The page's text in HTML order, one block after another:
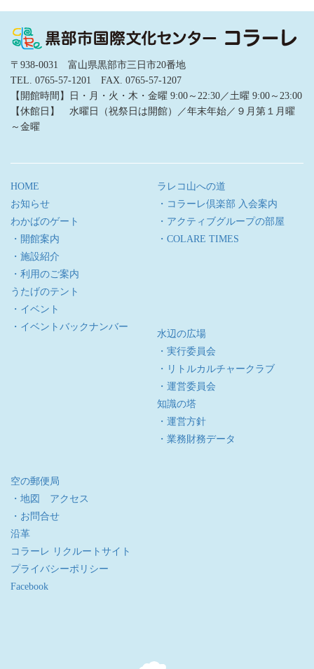
〒938-0031 富山県黒部市三日市20番地
TEL. 0765-57-1201 FAX. 0765-57-1207
【開館時間】日・月・火・木・金曜 9:00～22:30／土曜 9:00～23:00
【休館日】 水曜日（祝祭日は開館）／年末年始／９月第１月曜
～金曜
HOME
お知らせ
わかばのゲート
・開館案内
・施設紹介
・利用のご案内
うたげのテント
・イベント
・イベントバックナンバー
ラレコ山への道
・コラーレ倶楽部 入会案内
・アクティブグループの部屋
・COLARE TIMES
水辺の広場
・実行委員会
・リトルカルチャークラブ
・運営委員会
知識の塔
・運営方針
・業務財務データ
空の郵便局
・地図 アクセス
・お問合せ
沿革
コラーレ リクルートサイト
プライバシーポリシー
Facebook